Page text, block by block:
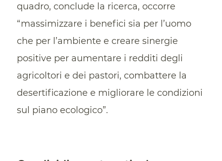
quadro, conclude la ricerca, occorre
“massimizzare i benefici sia per l’uomo
che per l’ambiente e creare sinergie
positive per aumentare i redditi degli
agricoltori e dei pastori, combattere la
desertificazione e migliorare le condizioni
sul piano ecologico”.